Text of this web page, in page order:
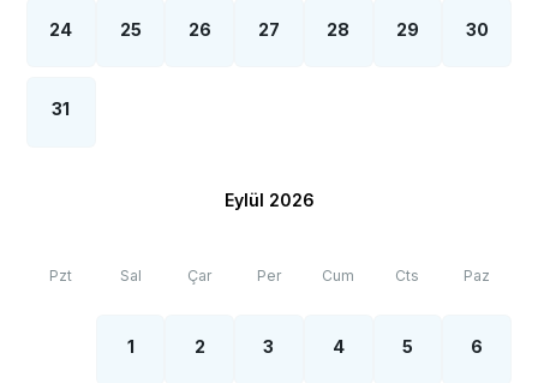
24 25 26 27 28 29 30
31
Eylül 2026
Pzt Sal Çar Per Cum Cts Paz
1 2 3 4 5 6